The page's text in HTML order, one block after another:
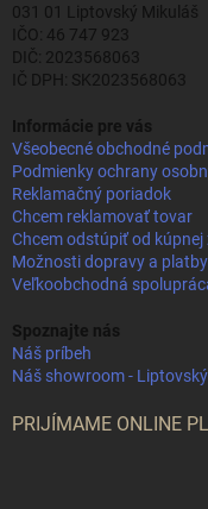
031 01 Liptovský Mikuláš
IČO: 46 747 923
DIČ: 2023568063
IČ DPH: SK2023568063
Informácie pre vás
Všeobecné obchodné
Podmienky ochrany
Reklamačný poriadok
Chcem reklamovať tovar
Chcem odstúpiť od kúpnej
Možnosti dopravy a platby
Veľkoobchodná
Spoznajte nás
Náš príbeh
Náš showroom -
PRIJÍMAME ONLINE